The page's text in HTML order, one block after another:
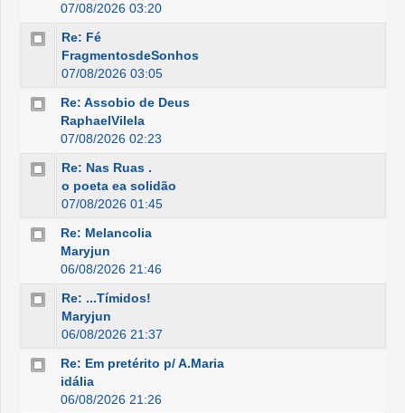
07/08/2026 03:20
Re: Fé
FragmentosdeSonhos
07/08/2026 03:05
Re: Assobio de Deus
RaphaelVilela
07/08/2026 02:23
Re: Nas Ruas .
o poeta ea solidão
07/08/2026 01:45
Re: Melancolia
Maryjun
06/08/2026 21:46
Re: ...Tímidos!
Maryjun
06/08/2026 21:37
Re: Em pretérito p/ A.Maria
idália
06/08/2026 21:26